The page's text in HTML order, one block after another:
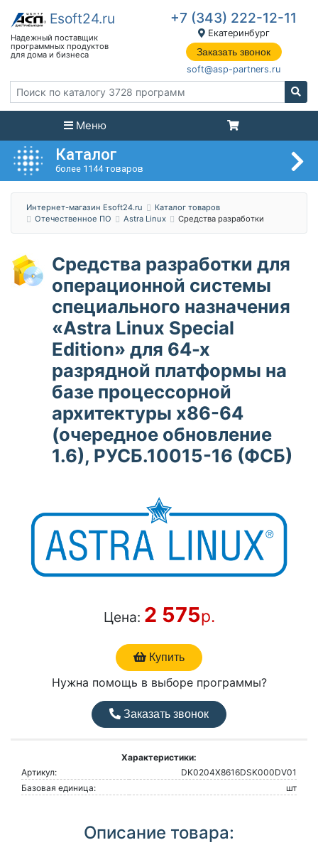
+7 (343) 222-12-11
Екатеринбург
Заказать звонок
soft@asp-partners.ru
Меню
Каталог
более 1144 товаров
Интернет-магазин Esoft24.ru
Каталог товаров
Отечественное ПО
Astra Linux Средства разработки
Средства разработки для
операционной системы
специального назначения
«Astra Linux Special
Edition» для 64-х
разрядной платформы на
базе процессорной
архитектуры х86-64
(очередное обновление
1.6), РУСБ.10015-16 (ФСБ)
Цена: 2 575р.
Купить
Нужна помощь в выборе программы?
Заказать звонок
Характеристики:
Артикул:
DK0204Х8616DSK000DV01
Базовая единица:
шт
Описание товара: